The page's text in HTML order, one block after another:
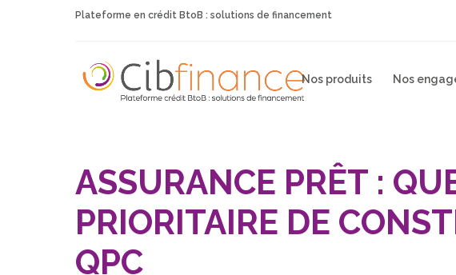
Plateforme en crédit BtoB : solutions de financement
Nos produits Nos
ASSURANCE PRÊT :
PRIORITAIRE DE
QPC